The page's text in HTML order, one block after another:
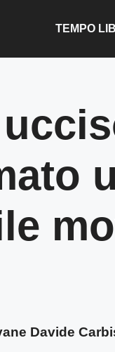
TEMPO
Davide